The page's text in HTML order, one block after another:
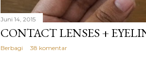
Juni 14, 2015
CONTACT LENSES +
Berbagi 38 komentar